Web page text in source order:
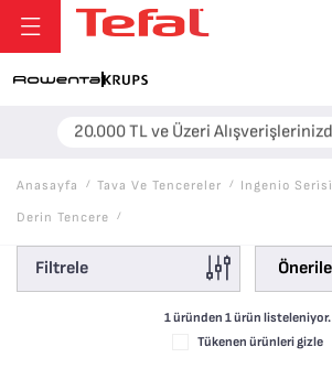
Anasayfa / Tava Ve Tencereler / Ingenio Seri̇si̇
Derin Tencere /
Filtrele
1 üründen 1ürün listeleniyor.
Tükenen ürünleri gizle